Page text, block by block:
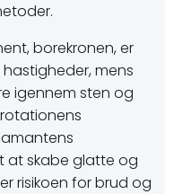
borekronen, er
mens
igennem sten og
at skabe glatte og
risikoen for brud og